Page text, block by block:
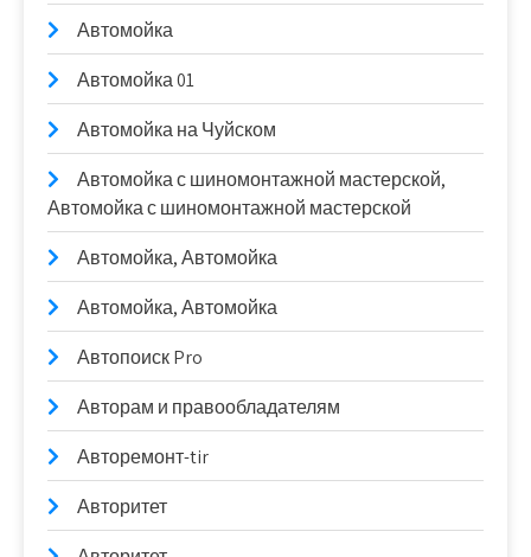
Автомойка
Автомойка 01
Автомойка на Чуйском
Автомойка с шиномонтажной мастерской,
Автомойка с шиномонтажной мастерской
Автомойка, Автомойка
Автомойка, Автомойка
Автопоиск Pro
Авторам и правообладателям
Авторемонт-tir
Авторитет